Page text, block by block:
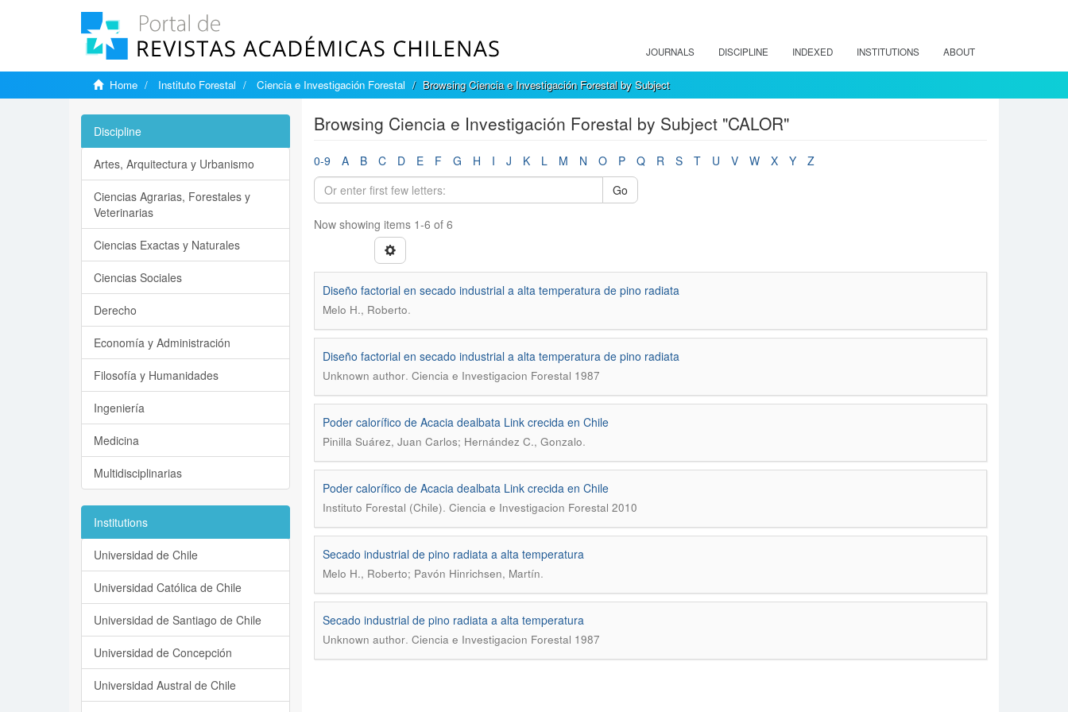
JOURNALS DISCIPLINE INDEXED INSTITUTIONS ABOUT
Home Instituto Forestal Ciencia e Investigación Forestal Browsing Ciencia e Investigación Forestal by Subject
Browsing Ciencia e Investigación Forestal by Subject "CALOR"
0-9 A B C D E F G H I J K L M N O P Q R S T U V W X Y
Z
Go
Now showing items 1-6 of 6
Diseño factorial en secado industrial a alta temperatura de pino radiata
Melo H., Roberto.
Diseño factorial en secado industrial a alta temperatura de pino radiata
Unknown author. Ciencia e Investigacion Forestal 1987
Poder calorífico de Acacia dealbata Link crecida en Chile
Pinilla Suárez, Juan Carlos; Hernández C., Gonzalo.
Poder calorífico de Acacia dealbata Link crecida en Chile
Instituto Forestal (Chile). Ciencia e Investigacion Forestal 2010
Secado industrial de pino radiata a alta temperatura
Melo H., Roberto; Pavón Hinrichsen, Martín.
Secado industrial de pino radiata a alta temperatura
Unknown author. Ciencia e Investigacion Forestal 1987
Discipline
Artes, Arquitectura y Urbanismo
Ciencias Agrarias, Forestales y
Veterinarias
Ciencias Exactas y Naturales
Ciencias Sociales
Derecho
Economía y Administración
Filosofía y Humanidades
Ingeniería
Medicina
Multidisciplinarias
Institutions
Universidad de Chile
Universidad Católica de Chile
Universidad de Santiago de Chile
Universidad de Concepción
Universidad Austral de Chile